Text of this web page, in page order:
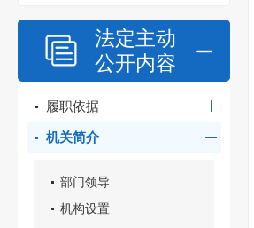
法定主动
公开内容
履职依据
机关简介
部门领导
机构设置